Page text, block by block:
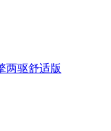
两驱舒适版